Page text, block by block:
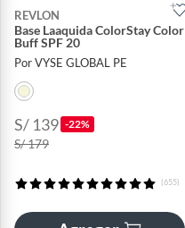
REVLON
Base Laaquida ColorStay Color
Buff SPF 20
Por VYSE GLOBAL PE
S/ 139 -22%
S/ 179
(655)